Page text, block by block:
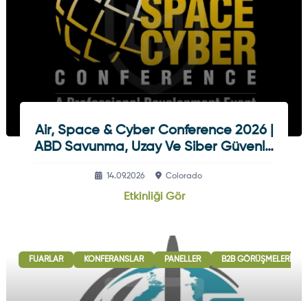
Air, Space & Cyber Conference 2026 |
ABD Savunma, Uzay Ve Siber Güvenlik
14.09.2026 Colorado
Etkinliği Gör
FUARLAR KONFERANSLAR PANELLER B2B GÖRÜŞMELERI